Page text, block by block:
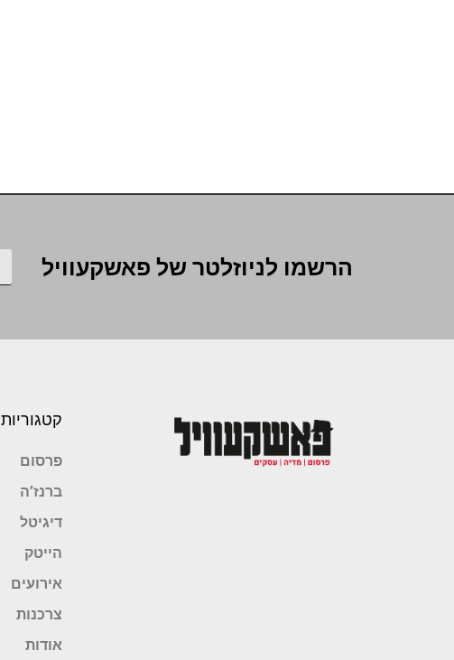
הרשמו לניוזלטר של פאשקעוויל
קטגוריות
פרסום
ברנז’ה
דיגיטל
הייטק
אירועים
צרכנות
אודות